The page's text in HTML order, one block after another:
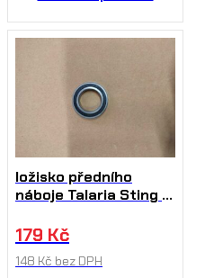
ložisko předního
náboje Talaria Sting a
Talária
179 Kč
148 Kč bez DPH